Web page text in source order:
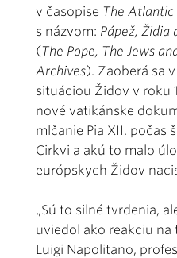
v časopise The Atlantic
s názvom: Pápež, Židia
(The Pope, The Jews
Archives). Zaoberá sa
situáciou Židov v roku
nové vatikánske
mlčanie Pia XII. počas
Cirkvi a akú to malo
európskych Židov
„Sú to silné tvrdenia,
uviedol ako reakciu
Luigi Napolitano,